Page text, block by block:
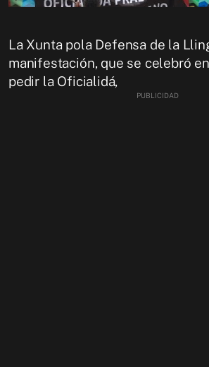
La Xunta pola Defensa de la
manifestación, que se celebró
pedir la Oficialidá,